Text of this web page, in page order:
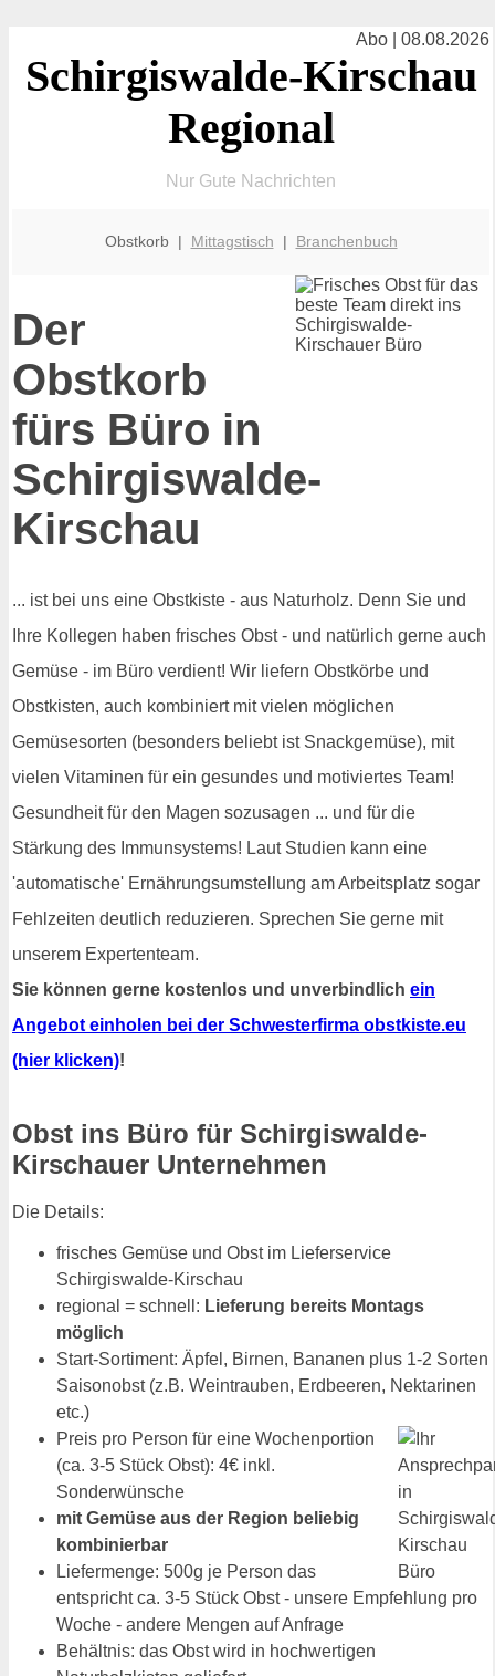
Abo | 08.08.2026
Schirgiswalde-Kirschau
Regional
Nur Gute Nachrichten
Obstkorb | Mittagstisch | Branchenbuch
Der
Obstkorb
fürs Büro in
Schirgiswalde-
Kirschau
... ist bei uns eine Obstkiste - aus Naturholz. Denn Sie und
Ihre Kollegen haben frisches Obst - und natürlich gerne auch
Gemüse - im Büro verdient! Wir liefern Obstkörbe und
Obstkisten, auch kombiniert mit vielen möglichen
Gemüsesorten (besonders beliebt ist Snackgemüse), mit
vielen Vitaminen für ein gesundes und motiviertes Team!
Gesundheit für den Magen sozusagen ... und für die
Stärkung des Immunsystems! Laut Studien kann eine
'automatische' Ernährungsumstellung am Arbeitsplatz sogar
Fehlzeiten deutlich reduzieren. Sprechen Sie gerne mit
unserem Expertenteam.
Sie können gerne kostenlos und unverbindlich ein
Angebot einholen bei der Schwesterfirma obstkiste.eu
(hier klicken)!
Obst ins Büro für Schirgiswalde-
Kirschauer Unternehmen
Die Details:
frisches Gemüse und Obst im Lieferservice
Schirgiswalde-Kirschau
regional = schnell: Lieferung bereits Montags
möglich
Start-Sortiment: Äpfel, Birnen, Bananen plus 1-2 Sorten
Saisonobst (z.B. Weintrauben, Erdbeeren, Nektarinen
etc.)
Preis pro Person für eine Wochenportion
(ca. 3-5 Stück Obst): 4€ inkl.
Sonderwünsche
mit Gemüse aus der Region beliebig
kombinierbar
Liefermenge: 500g je Person das
entspricht ca. 3-5 Stück Obst - unsere Empfehlung pro
Woche - andere Mengen auf Anfrage
Behältnis: das Obst wird in hochwertigen